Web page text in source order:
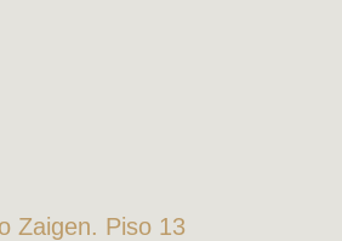
Zaigen. Piso 13